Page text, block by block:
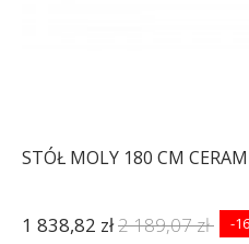
STÓŁ MOLY 180 CM
1 838,82 zł2 189,07 zł -